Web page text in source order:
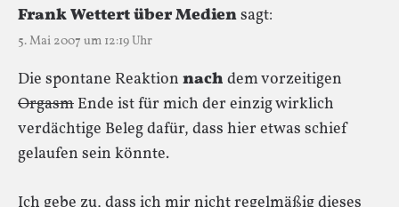
Frank Wettert über Mediensagt:
5. Mai 2007 um 12:19 Uhr
Die spontane Reaktion nach dem vorzeitigen
Orgasm Ende ist für mich der einzig wirklich
verdächtige Beleg dafür, dass hier etwas schief
gelaufen sein könnte.